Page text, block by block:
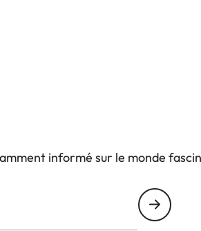
informé sur le monde